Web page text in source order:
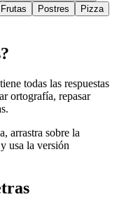
Frutas Postres
Pizza
todas las respuestas
ortografía, repasar
arrastra sobre la
usa la versión